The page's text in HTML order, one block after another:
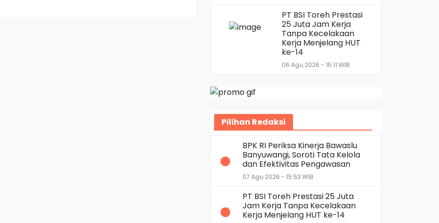
PT BSI Toreh Prestasi
25 Juta Jam Kerja
Tanpa Kecelakaan
Kerja Menjelang HUT
ke-14
06 Agu 2026 - 15:11 WIB
Pilihan Redaksi
BPK RI Periksa Kinerja Bawaslu
Banyuwangi, Soroti Tata Kelola
dan Efektivitas Pengawasan
07 Agu 2026 - 15:53 WIB
PT BSI Toreh Prestasi 25 Juta
Jam Kerja Tanpa Kecelakaan
Kerja Menjelang HUT ke-14